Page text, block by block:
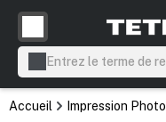
principal
Accueil Impression Photo